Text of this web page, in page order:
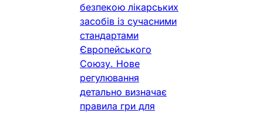
безпекою лікарських
засобів із сучасними
стандартами
Європейського
Союзу. Нове
регулювання
детально визначає
правила гри для